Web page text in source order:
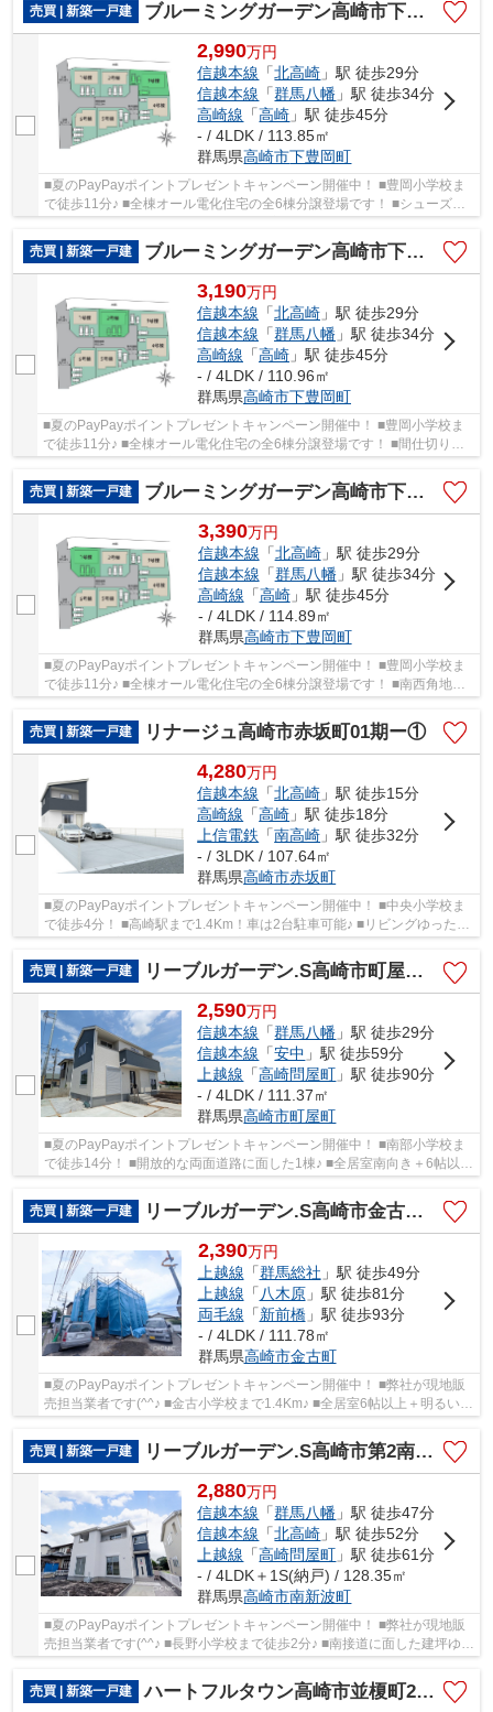
売買 | 新築一戸建
ブルーミングガーデン高崎市下豊岡町ー③
2,990万円
信越本線 「北高崎 」駅 徒歩29分
信越本線 「群馬八幡 」駅 徒歩34分
高崎線 「高崎 」駅 徒歩45分
- / 4LDK / 113.85㎡
群馬県高崎市下豊岡町
■夏のPayPayポイントプレゼントキャンペーン開催中！ ■豊岡小学校ま
で徒歩11分♪ ■全棟オール電化住宅の全6棟分譲登場です！ ■シューズイ
売買 | 新築一戸建
ブルーミングガーデン高崎市下豊岡町ー②
3,190万円
信越本線 「北高崎 」駅 徒歩29分
信越本線 「群馬八幡 」駅 徒歩34分
高崎線 「高崎 」駅 徒歩45分
- / 4LDK / 110.96㎡
群馬県高崎市下豊岡町
■夏のPayPayポイントプレゼントキャンペーン開催中！ ■豊岡小学校ま
で徒歩11分♪ ■全棟オール電化住宅の全6棟分譲登場です！ ■間仕切り対
応で4LDK→5LDKに変更可能♪ ○豊岡小学校まで870...
売買 | 新築一戸建
ブルーミングガーデン高崎市下豊岡町ー①
3,390万円
信越本線 「北高崎」駅 徒歩29分
信越本線 「群馬八幡」駅 徒歩34分
高崎線 「高崎」駅 徒歩45分
- / 4LDK / 114.89㎡
群馬県高崎市下豊岡町
■夏のPayPayポイントプレゼントキャンペーン開催中！ ■豊岡小学校ま
で徒歩11分♪ ■全棟オール電化住宅の全6棟分譲登場です！ ■南西角地に
面した敷地！玄関上部は吹抜け仕様！ ○豊岡小...
売買 | 新築一戸建
リナージュ高崎市赤坂町01期ー①
4,280万円
信越本線 「北高崎 」駅 徒歩15分
高崎線 「高崎 」駅 徒歩18分
上信電鉄 「南高崎 」駅 徒歩32分
- / 3LDK / 107.64㎡
群馬県高崎市赤坂町
■夏のPayPayポイントプレゼントキャンペーン開催中！ ■中央小学校ま
で徒歩4分！ ■高崎駅まで1.4Km！車は2台駐車可能♪ ■リビングゆったり
20帖！全居室6帖以上の3LDK住宅！ ○中央小学校...
売買 | 新築一戸建
リーブルガーデン.S高崎市町屋町第3ー①
2,590万円
信越本線 「群馬八幡 」駅 徒歩29分
信越本線 「安中 」駅 徒歩59分
上越線 「高崎問屋町 」駅 徒歩90分
- / 4LDK / 111.37㎡
群馬県高崎市町屋町
■夏のPayPayポイントプレゼントキャンペーン開催中！ ■南部小学校ま
で徒歩14分！ ■開放的な両面道路に面した1棟♪ ■全居室南向き＋6帖以上
売買 | 新築一戸建
リーブルガーデン.S高崎市金古町第11ー①
2,390万円
上越線 「群馬総社 」駅 徒歩49分
上越線 「八木原」駅 徒歩81分
両毛線 「新前橋」駅 徒歩93分
- / 4LDK / 111.78㎡
群馬県高崎市金古町
■夏のPayPayポイントプレゼントキャンペーン開催中！ ■弊社が現地販
売担当業者です(^^♪ ■金古小学校まで1.4Km♪ ■全居室6帖以上＋明るい南
売買 | 新築一戸建
リーブルガーデン.S高崎市第2南新波町ー①
2,880万円
信越本線 「群馬八幡 」駅 徒歩47分
信越本線 「北高崎 」駅 徒歩52分
上越線 「高崎問屋町 」駅 徒歩61分
- / 4LDK＋1S(納戸) / 128.35㎡
群馬県高崎市南新波町
■夏のPayPayポイントプレゼントキャンペーン開催中！ ■弊社が現地販
売担当業者です(^^♪ ■長野小学校まで徒歩2分♪ ■南接道に面した建坪ゆと
売買 | 新築一戸建
ハートフルタウン高崎市並榎町28ー①